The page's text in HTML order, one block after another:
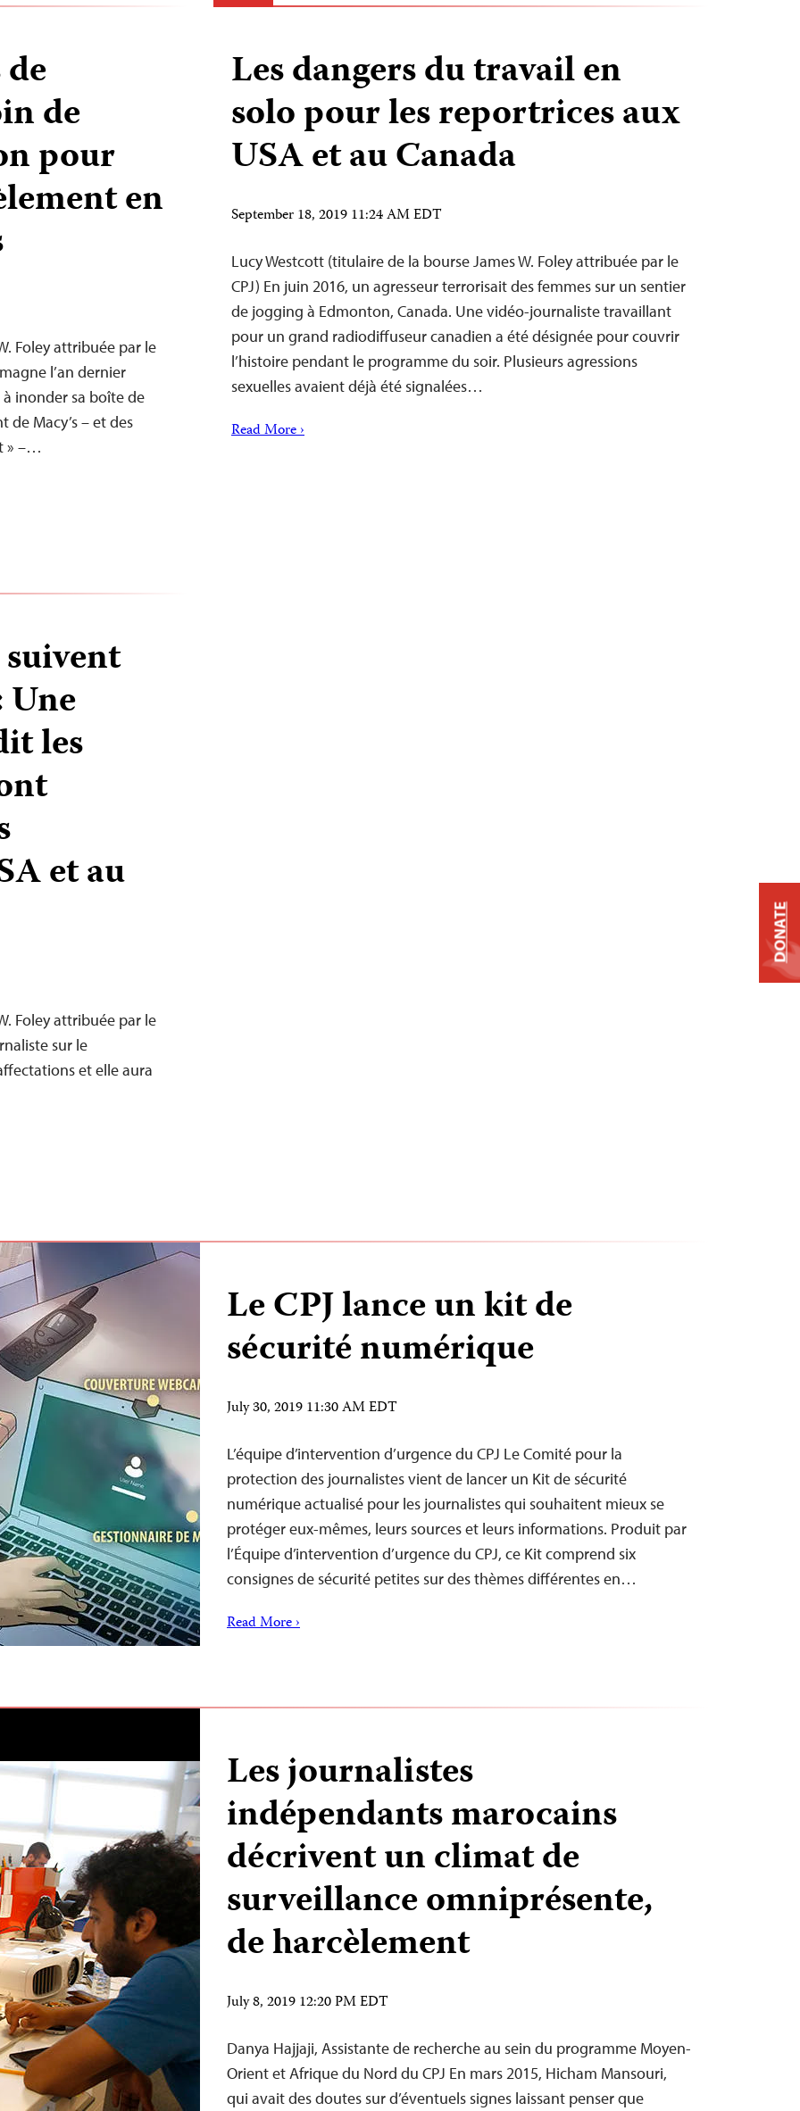
de
pour
en
Foley attribuée par le
l’an dernier
inonder sa boîte de
Macy’s – et des
» –…
Les dangers du travail en
solo pour les reportrices aux
USA et au Canada
September 18, 2019 11:24 AM EDT
Lucy Westcott (titulaire de la bourse James W. Foley attribuée par le
CPJ) En juin 2016, un agresseur terrorisait des femmes sur un sentier
de jogging à Edmonton, Canada. Une vidéo-journaliste travaillant
pour un grand radiodiffuseur canadien a été désignée pour couvrir
l’histoire pendant le programme du soir. Plusieurs agressions
sexuelles avaient déjà été signalées…
Read More ›
suivent
Une
les
et au
Foley attribuée par le
sur le
et elle aura
Le CPJ lance un kit de
sécurité numérique
July 30, 2019 11:30 AM EDT
L’équipe d’intervention d’urgence du CPJ Le Comité pour la
protection des journalistes vient de lancer un Kit de sécurité
numérique actualisé pour les journalistes qui souhaitent mieux se
protéger eux-mêmes, leurs sources et leurs informations. Produit par
l’Équipe d’intervention d’urgence du CPJ, ce Kit comprend six
consignes de sécurité petites sur des thèmes différentes en…
Read More ›
Les journalistes
indépendants marocains
décrivent un climat de
surveillance omniprésente,
de harcèlement
July 8, 2019 12:20 PM EDT
Danya Hajjaji, Assistante de recherche au sein du programme Moyen-
Orient et Afrique du Nord du CPJ En mars 2015, Hicham Mansouri,
qui avait des doutes sur d’éventuels signes laissant penser que
DONATE